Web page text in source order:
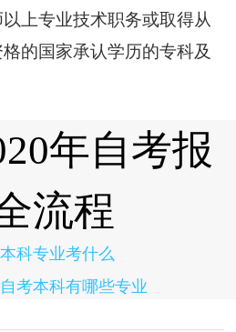
上专业技术职务或取得从
的国家承认学历的专科及
科专业考什么
考本科有哪些专业